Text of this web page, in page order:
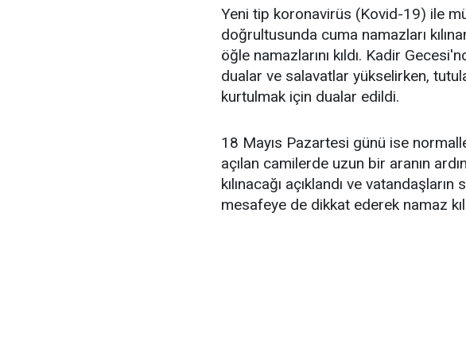
Yeni tip koronavirüs (Kovid-19) ile
doğrultusunda cuma namazları
öğle namazlarını kıldı. Kadir
dualar ve salavatlar yükselirken,
kurtulmak için dualar edildi.
18 Mayıs Pazartesi günü ise
açılan camilerde uzun bir aranın
kılınacağı açıklandı ve
mesafeye de dikkat ederek namaz